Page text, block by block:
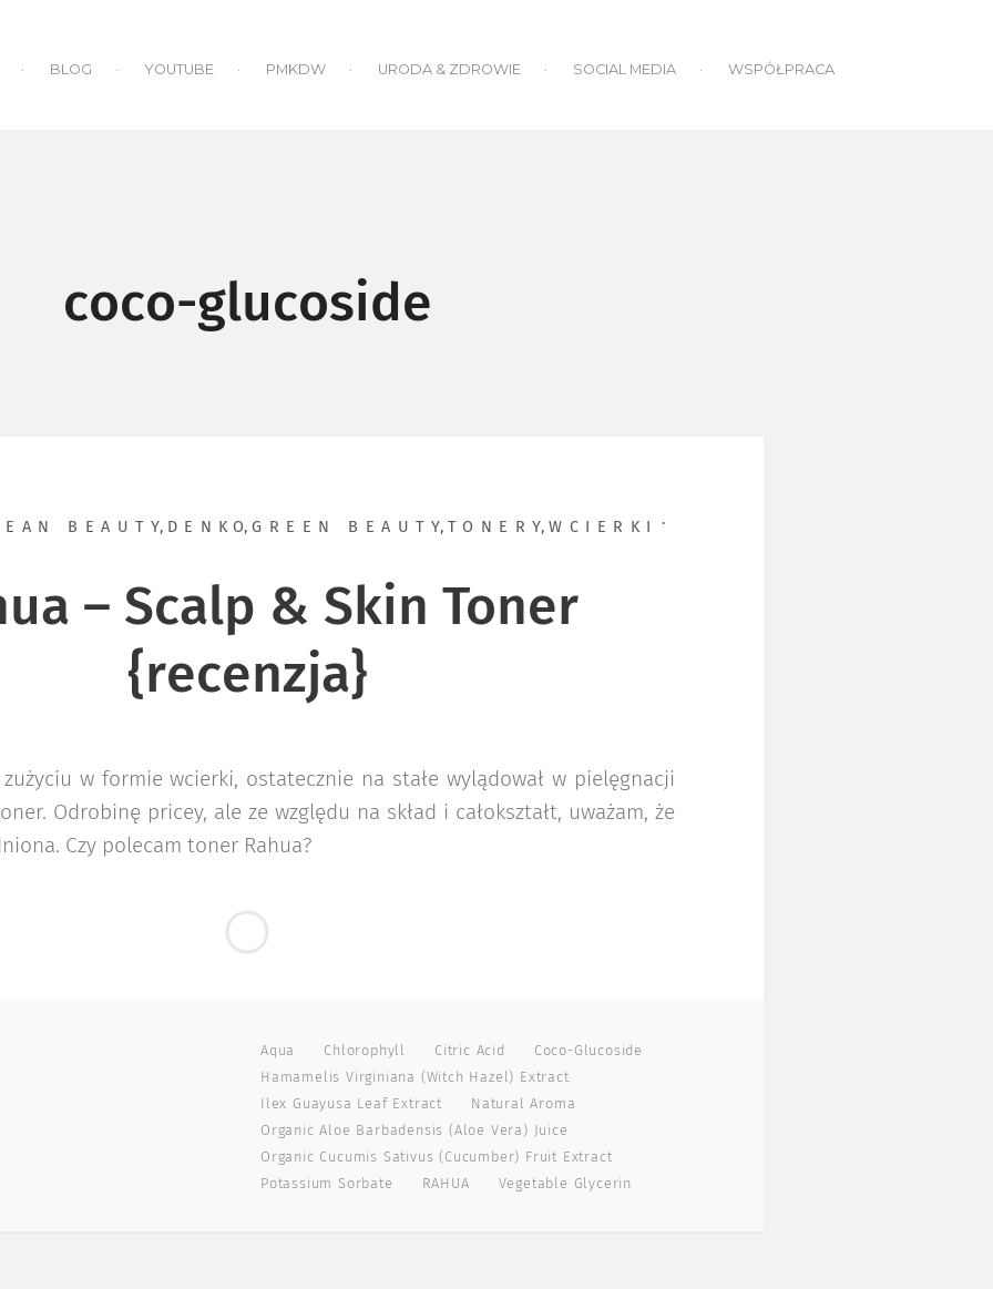
BLOG YOUTUBE PMKDW URODA & ZDROWIE SOCIAL MEDIA WSPÓŁPRACA
coco-glucoside
BEAUTY, DENKO,GREEN BEAUTY, TONERY,WCIERKI
– Scalp & Skin Toner
{recenzja}
w formie wcierki, ostatecznie na stałe wylądował w pielęgnacji
Odrobinę pricey, ale ze względu na skład i całokształt, uważam, że
Czy polecam toner Rahua?
Aqua Chlorophyll Citric Acid
Coco-Glucoside
Hamamelis Virginiana (witch Hazel) Extract
Ilex Guayusa Leaf Extract
Natural Aroma
Organic Aloe Barbadensis (aloe Vera) Juice
Organic Cucumis Sativus (cucumber) Fruit Extract
Potassium Sorbate
RAHUA Vegetable Glycerin